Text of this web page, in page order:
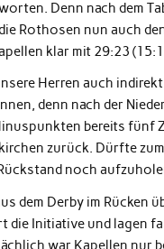
Denn nach dem
Rothosen nun auch
klar mit 29:23
Herren auch
denn nach der
bereits fünf
zurück. Dürfte
noch
dem Derby im Rücken
die Initiative und lagen
war Kapellen nur